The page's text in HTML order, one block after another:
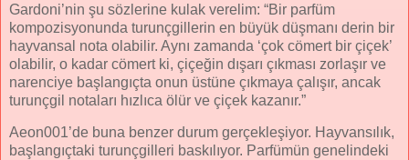
Gardoni’nin şu sözlerine kulak verelim: “Bir parfüm
kompozisyonunda turunçgillerin en büyük düşmanı derin bir
hayvansal nota olabilir. Aynı zamanda ‘çok cömert bir çiçek’
olabilir, o kadar cömert ki, çiçeğin dışarı çıkması zorlaşır ve
narenciye başlangıçta onun üstüne çıkmaya çalışır, ancak
turunçgil notaları hızlıca ölür ve çiçek kazanır.”
Aeon001’de buna benzer durum gerçekleşiyor. Hayvansılık,
başlangıçtaki turunçgilleri baskılıyor. Parfümün genelindeki